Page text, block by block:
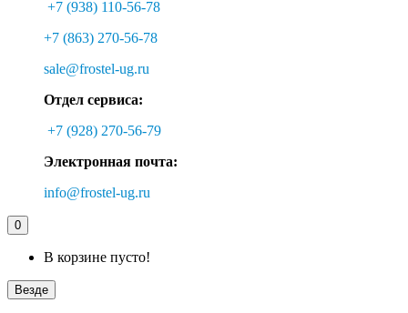
+7 (938) 110-56-78
+7 (863) 270-56-78
sale@frostel-ug.ru
Отдел сервиса:
+7 (928) 270-56-79
Электронная почта:
info@frostel-ug.ru
0
В корзине пусто!
Везде